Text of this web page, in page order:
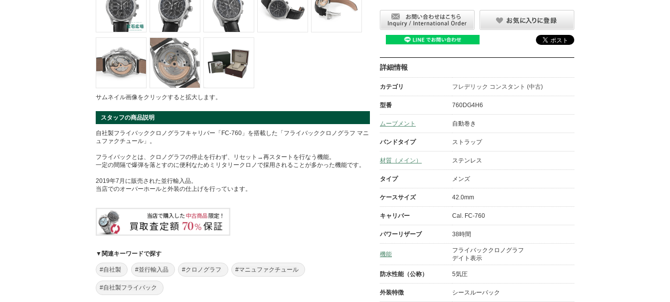
サムネイル画像をクリックすると拡大します。
スタッフの商品説明
自社製フライバッククロノグラフキャリバー「FC-760」を搭載した「フライバッククロノグラフ マニ
ュファクチュール」。
フライバックとは、クロノグラフの停止を行わず、リセット→再スタートを行なう機能。
一定の間隔で爆弾を落とすのに便利なためミリタリークロノで採用されることが多かった機能です。
2019年7月に販売された並行輸入品。
当店でのオーバーホールと外装の仕上げを行っています。
▼関連キーワードで探す
#自社製 #並行輸入品 #クロノグラフ #マニュファクチュール
#自社製フライバック
詳細情報
カテゴリ フレデリック コンスタント (中古)
型番 760DG4H6
ムーブメント 自動巻き
バンドタイプ ストラップ
材質（メイン） ステンレス
タイプ メンズ
ケースサイズ 42.0mm
キャリバー Cal. FC-760
パワーリザーブ 38時間
機能
フライバッククロノグラフ
デイト表示
防水性能（公称） 5気圧
外装特徴 シースルーバック